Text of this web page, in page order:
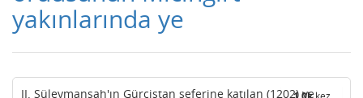
yakınlarında ye
II. Süleymanşah'ın Gürcistan seferine katılan (1202) ve